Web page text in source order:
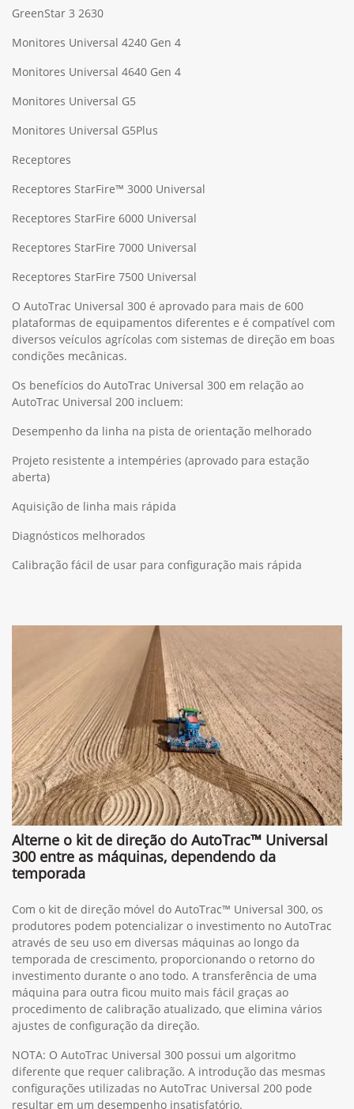
GreenStar 3 2630
Monitores Universal 4240 Gen 4
Monitores Universal 4640 Gen 4
Monitores Universal G5
Monitores Universal G5Plus
Receptores
Receptores StarFire™ 3000 Universal
Receptores StarFire 6000 Universal
Receptores StarFire 7000 Universal
Receptores StarFire 7500 Universal
O AutoTrac Universal 300 é aprovado para mais de 600
plataformas de equipamentos diferentes e é compatível com
diversos veículos agrícolas com sistemas de direção em boas
condições mecânicas.
Os benefícios do AutoTrac Universal 300 em relação ao
AutoTrac Universal 200 incluem:
Desempenho da linha na pista de orientação melhorado
Projeto resistente a intempéries (aprovado para estação
aberta)
Aquisição de linha mais rápida
Diagnósticos melhorados
Calibração fácil de usar para configuração mais rápida
Alterne o kit de direção do AutoTrac™ Universal
300 entre as máquinas, dependendo da
temporada
Com o kit de direção móvel do AutoTrac™ Universal 300, os
produtores podem potencializar o investimento no AutoTrac
através de seu uso em diversas máquinas ao longo da
temporada de crescimento, proporcionando o retorno do
investimento durante o ano todo. A transferência de uma
máquina para outra ficou muito mais fácil graças ao
procedimento de calibração atualizado, que elimina vários
ajustes de configuração da direção.
NOTA: O AutoTrac Universal 300 possui um algoritmo
diferente que requer calibração. A introdução das mesmas
configurações utilizadas no AutoTrac Universal 200 pode
resultar em um desempenho insatisfatório.